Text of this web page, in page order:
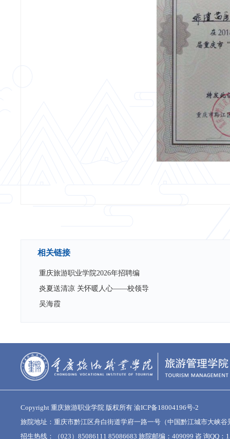
相关链接
重庆旅游职业学院2026年招聘编
炎夏送清凉 关怀暖人心——校领导
吴海霞
Copyright 重庆旅游职业学院 版权所有 渝ICP备18004196号-2
旅院地址：重庆市黔江区舟白街道学府一路一号（中国黔江城市大峡谷
招生热线：（023）85086111 85086683 旅院邮编：409099 咨 询QQ：